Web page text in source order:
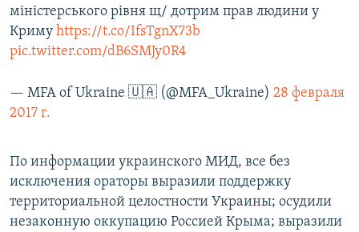
міністерського рівня щ/ дотрим прав людини у
Криму https://t.co/IfsTgnX73b
pic.twitter.com/dB6SMJy0R4
— MFA of Ukraine 🇺🇦 (@MFA_Ukraine) 28 февраля
2017 г.
По информации украинского МИД, все без
исключения ораторы выразили поддержку
территориальной целостности Украины; осудили
незаконную оккупацию Россией Крыма; выразили